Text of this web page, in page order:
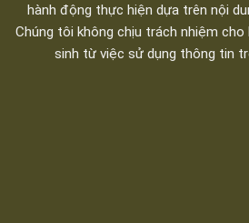
hành động thực hiện dựa trên nội
Chúng tôi không chịu trách nhiệm cho
sinh từ việc sử dụng thông tin